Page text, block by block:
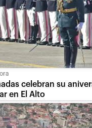
celebran su
en El Alto